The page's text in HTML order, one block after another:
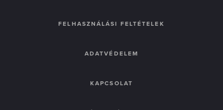
FELHASZNÁLÁSI FELTÉTELEK
ADATVÉDELEM
KAPCSOLAT